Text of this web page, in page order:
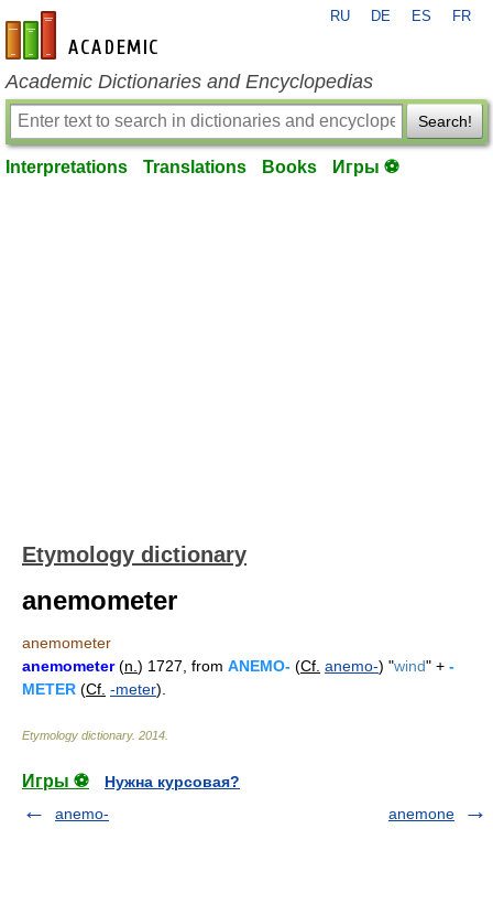
en-academic.com
RU DE ES FR
Academic Dictionaries and Encyclopedias
Search!
Interpretations Translations Books Игры ⚽
Etymology dictionary
anemometer
anemometer
anemometer(n. ) 1727, from ANEMO- (Cf. anemo-) "wind" + -
METER (Cf. -meter).
Etymology dictionary. 2014
Игры ⚽
Нужна курсовая?
anemo-
anemone